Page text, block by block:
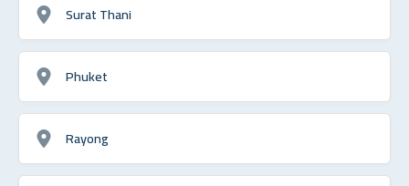
Surat Thani
Phuket
Rayong